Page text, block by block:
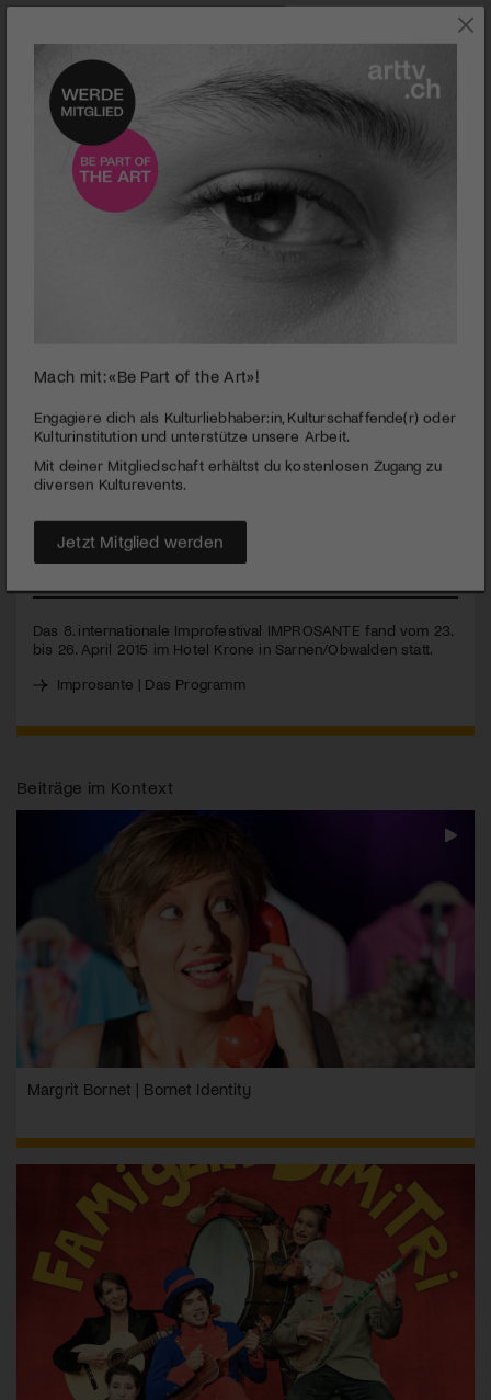
seconds
minutes,
seconds
Internationales Improfestival | «Improsante» in Sarnen
PUBLIZIERT AM 21. APRIL 2015
Bereits zum 8. Mal zauberte das Obwaldner Improfestival ein
explosives Feuerwerk auf die Bühne in Sarnen. Combats
MEHR
Das 8. internationale Improfestival IMPROSANTE fand vom 23.
bis 26. April 2015 im Hotel Krone in Sarnen/Obwalden statt.
Improsante | Das Programm
Beiträge im Kontext
Margrit Bornet | Bornet Identity
Mach mit: «Be Part of the Art»!
Engagiere dich als Kulturliebhaber:in, Kulturschaffende(r) oder
Kulturinstitution und unterstütze unsere Arbeit.
Mit deiner Mitgliedschaft erhältst du kostenlosen Zugang zu
diversen Kulturevents.
Jetzt Mitglied werden